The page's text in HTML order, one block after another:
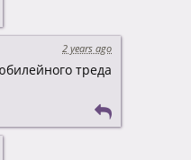
2 years ago
треда